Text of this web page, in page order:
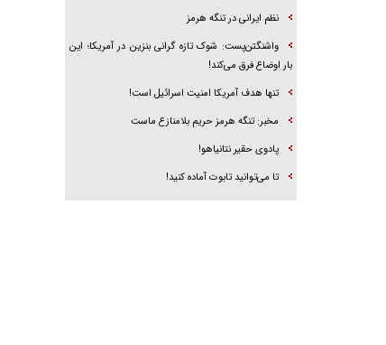
نظم ایرانی در تنگه هرمز
واشنگتن‌پست: شوک تازه گرانی بنزین در آمریکا؛ این
بار اوضاع فرق می‌کند!
تنها هدف آمریکا امنیت اسرائیل است!
مخبر: تنگه هرمز حریم بلامنازع ماست
پادوی حقیر نتانیاهو!
تا می‌توانید تابوت آماده کنید!